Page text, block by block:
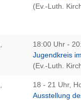
(Ev.-Luth.
18:00 Uhr -
Jugendkreis
(Ev.-Luth.
18 - 21 Uhr,
Ausstellung